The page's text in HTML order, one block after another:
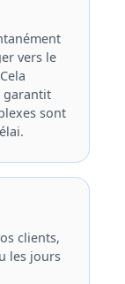
vers le
garantit
sont
clients,
les jours